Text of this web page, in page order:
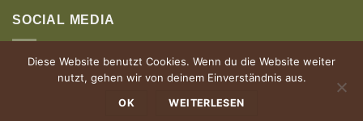
SOCIAL MEDIA
© Holz Authentisch | Powered by allgäuhero Werbeagentur
Diese Website benutzt Cookies. Wenn du die Website weiter
nutzt, gehen wir von deinem Einverständnis aus.
OK WEITERLESEN